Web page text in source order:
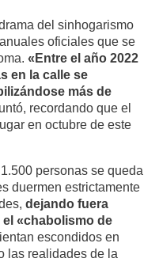
del sinhogarismo
oficiales que se
«Entre el año 2022
en la calle se
más de
recordando que el
en octubre de este
personas se queda
duermen estrictamente
dejando fuera
«chabolismo de
escondidos en
las realidades de la